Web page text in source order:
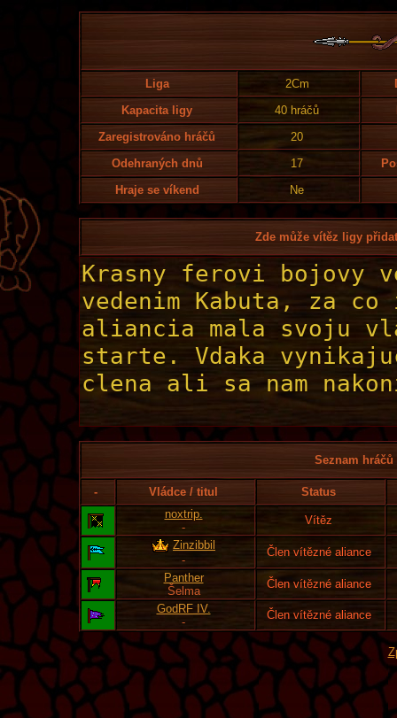
Liga 2Cm
Kapacita ligy
40 hráčů
Zaregistrováno hráčů
20
Odehraných dnů
17
Hraje se víkend
Ne
Zde může vítěz ligy
Seznam
- Vládce / titul
Status
noxtrip.
-
Vítěz
Zinzibbil
-
Člen vítězné aliance
Panther
Šelma
Člen vítězné aliance
GodRF IV.
-
Člen vítězné aliance